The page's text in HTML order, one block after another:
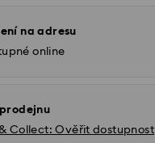
na adresu
online
Collect: Ověřit dostupnost